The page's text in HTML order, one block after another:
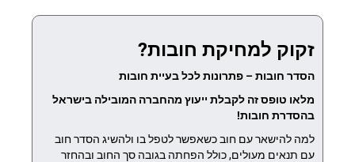
זקוק למחיקת חובות?
הסדר חובות – פתרונות לכל בעיית חובות
מלאו טופס זה לקבלת ייעוץ מהחברה המובילה בישראל
בהסדרת חובות!
למה להישאר עם חוב כשאפשר לטפל בו ולהשיג הסדר חוב
עם תנאים מעולים, כולל הפחתה בגובה סך החוב ובהחזר